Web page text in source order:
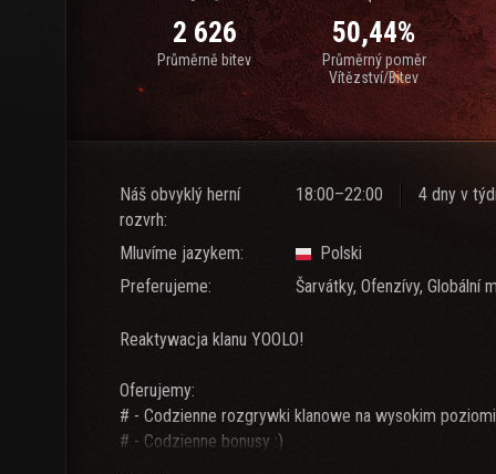
2 626
Průměrně bitev
50,44%
Průměrný poměr
Vítězství/Bitev
Náš obvyklý herní
rozvrh:
18:00–22:00 4 dny v
Mluvíme jazykem:
Polski
Preferujeme:
Šarvátky, Ofenzívy, Globální
Reaktywacja klanu YOOLO!
Oferujemy:
# - Codzienne rozgrywki klanowe na wysokim
# - Codzienne bonusy :)